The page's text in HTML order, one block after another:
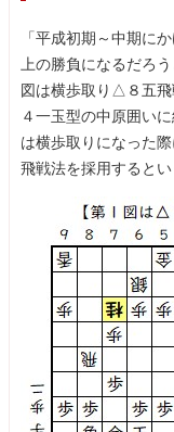
「平成初期～中期に
上の勝負になるだろ
図は横歩取り△８五飛
４一玉型の中原囲い
は横歩取りになった
飛戦法を採用するとい